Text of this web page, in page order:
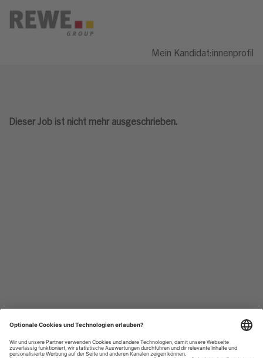
Mein Kandidat:innenprofil
Dieser Job ist nicht mehr ausgeschrieben.
Datenschutzhinweise